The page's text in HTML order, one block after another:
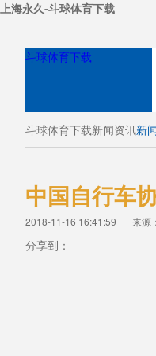
上海永久-斗球体育下载
斗球体育下载
斗球体育下载新闻资讯新
中国自行车
2018-11-16 16:41:59 来源
分享到：